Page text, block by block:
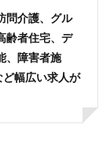
問介護、グル
齢者住宅、デ
、障害者施
幅広い求人が